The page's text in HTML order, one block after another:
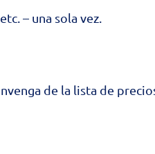
– una sola vez.
de la lista de